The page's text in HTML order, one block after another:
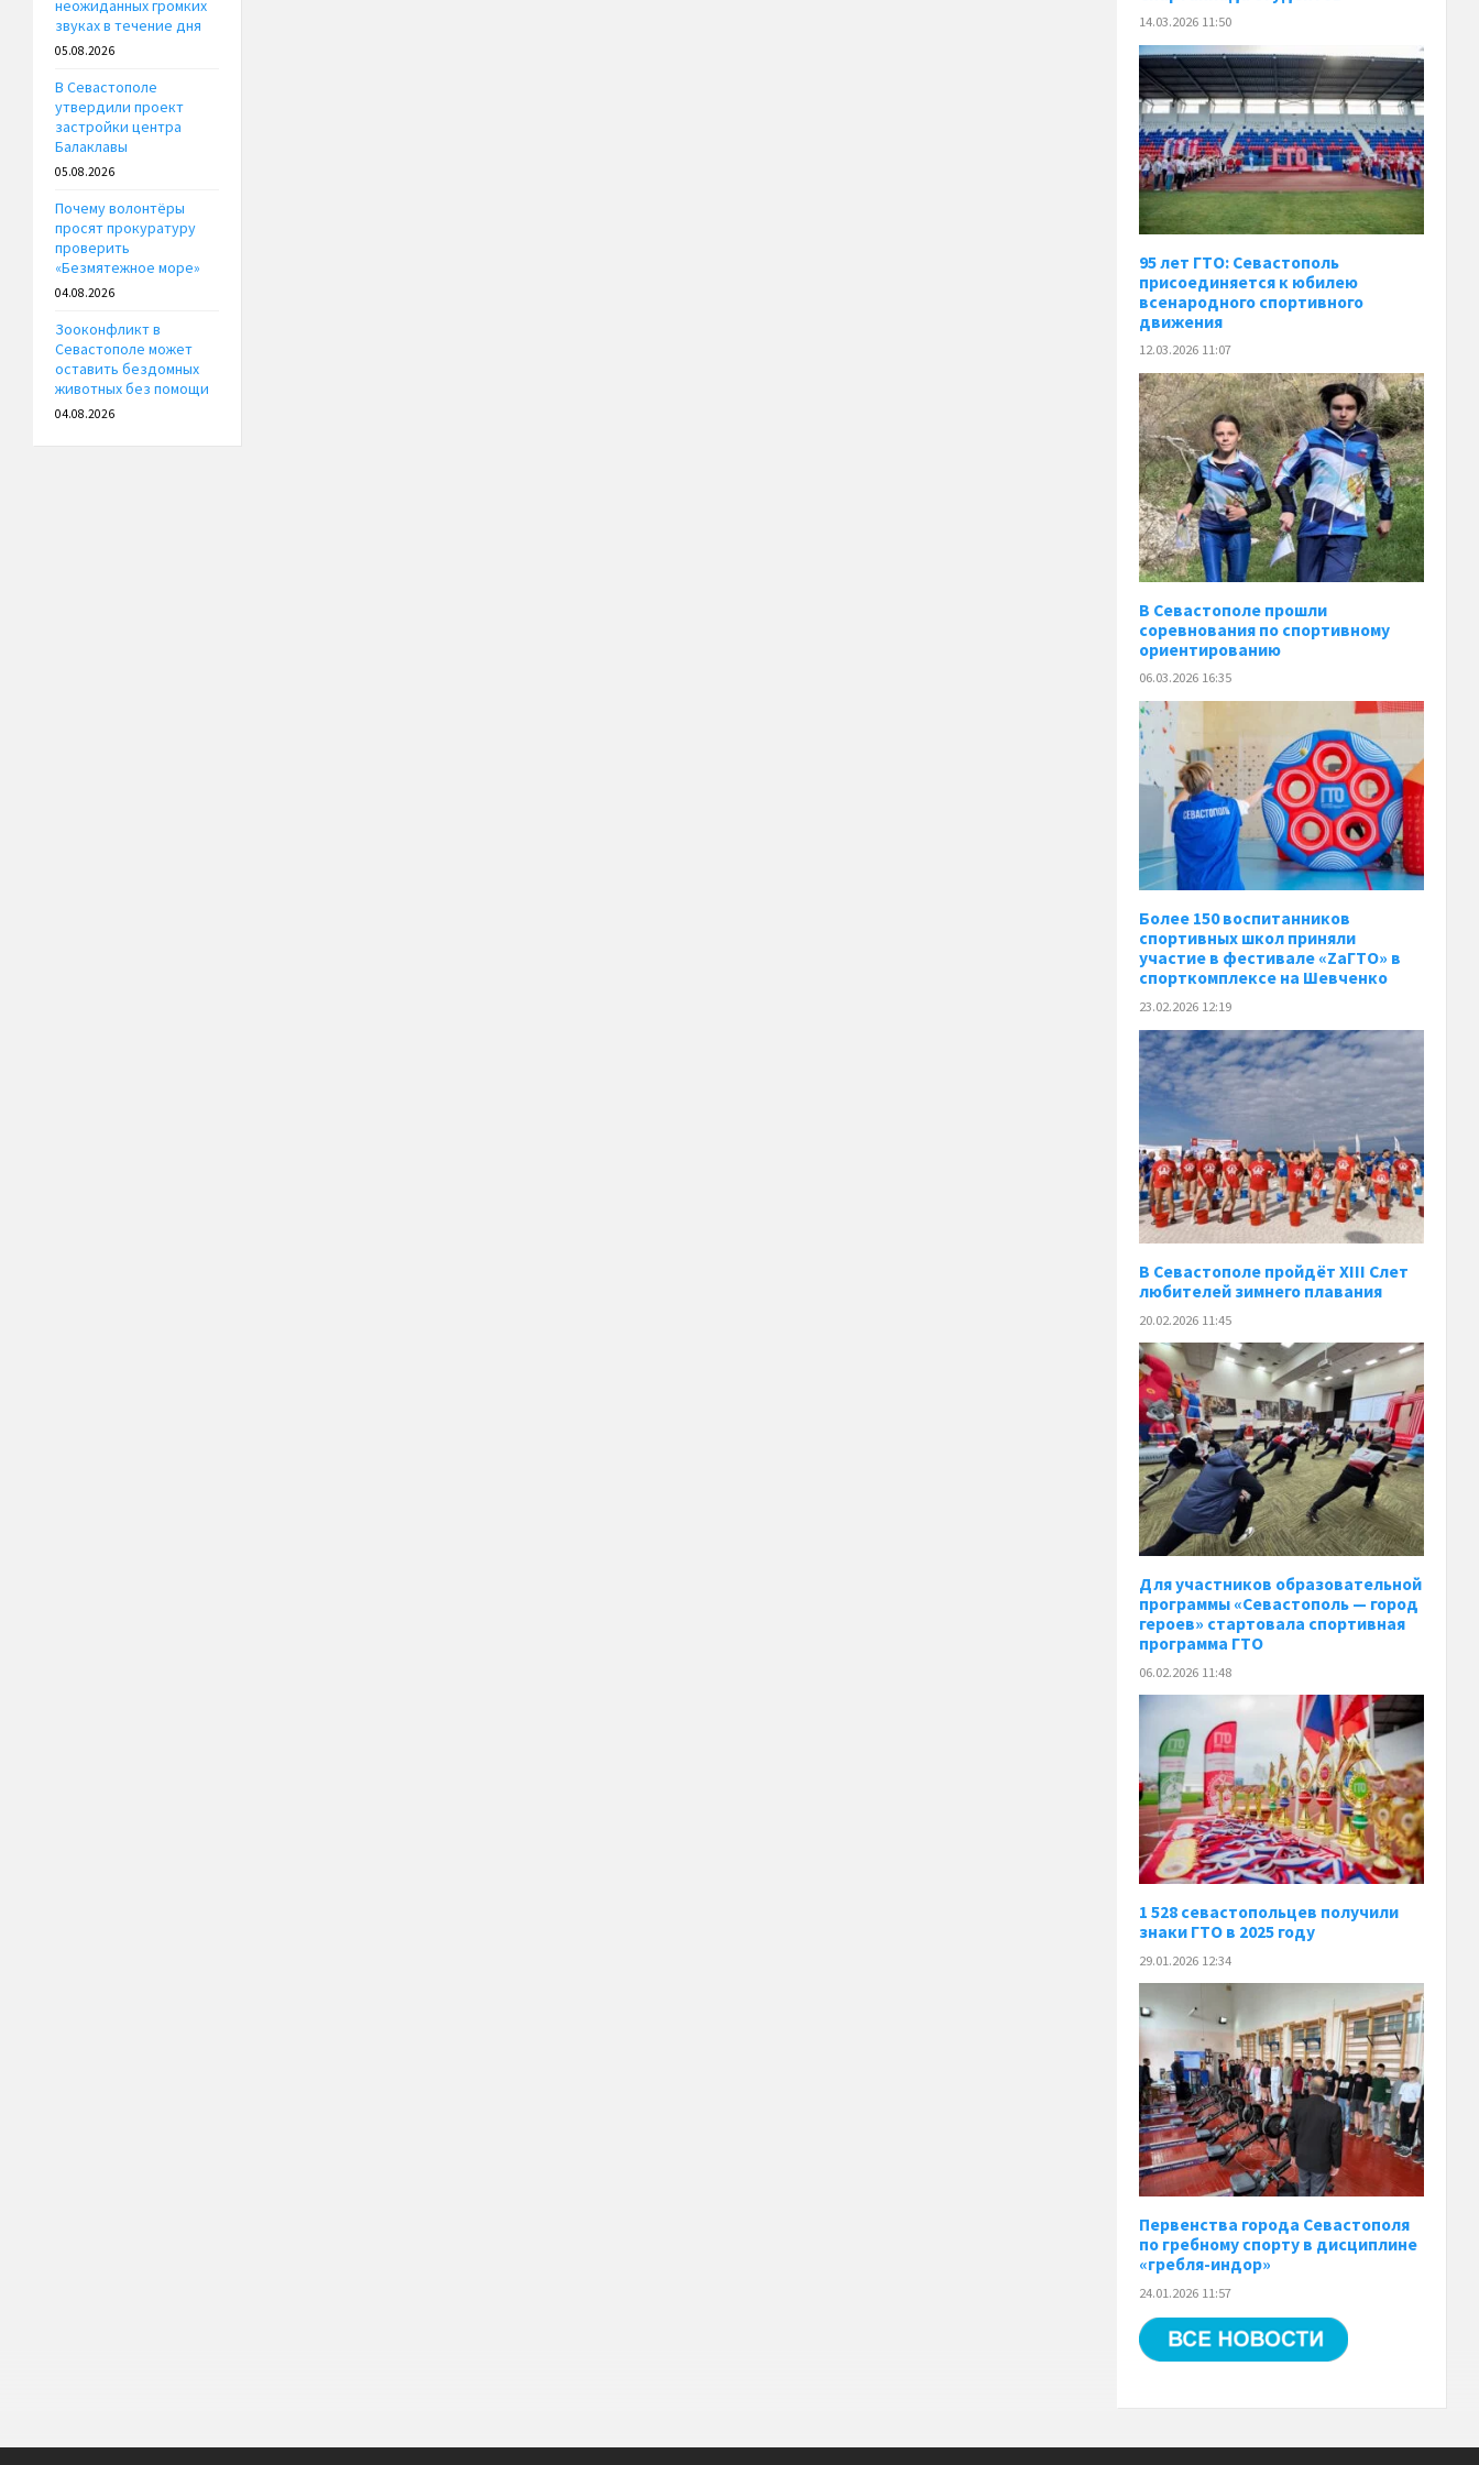
неожиданных громких
звуках в течение дня
05.08.2026
В Севастополе
утвердили проект
застройки центра
Балаклавы
05.08.2026
Почему волонтёры
просят прокуратуру
проверить
«Безмятежное море»
04.08.2026
Зооконфликт в
Севастополе может
оставить бездомных
животных без помощи
04.08.2026
14.03.2026 11:50
95 лет ГТО: Севастополь
присоединяется к юбилею
всенародного спортивного
движения
12.03.2026 11:07
В Севастополе прошли
соревнования по спортивному
ориентированию
06.03.2026 16:35
Более 150 воспитанников
спортивных школ приняли
участие в фестивале «ZaГТО» в
спорткомплексе на Шевченко
23.02.2026 12:19
В Севастополе пройдёт XIII Слет
любителей зимнего плавания
20.02.2026 11:45
Для участников образовательной
программы «Севастополь — город
героев» стартовала спортивная
программа ГТО
06.02.2026 11:48
1 528 севастопольцев получили
знаки ГТО в 2025 году
29.01.2026 12:34
Первенства города Севастополя
по гребному спорту в дисциплине
«гребля-индор»
24.01.2026 11:57